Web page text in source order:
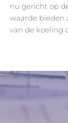
nu gericht op
waarde bieden
van de koeling